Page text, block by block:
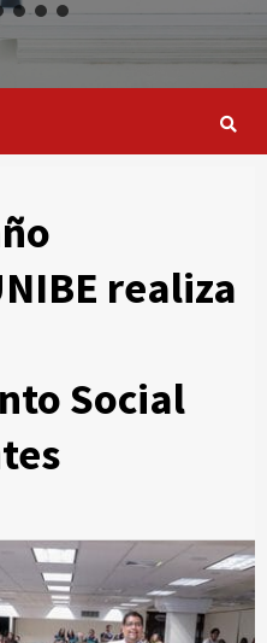
realiza
Social